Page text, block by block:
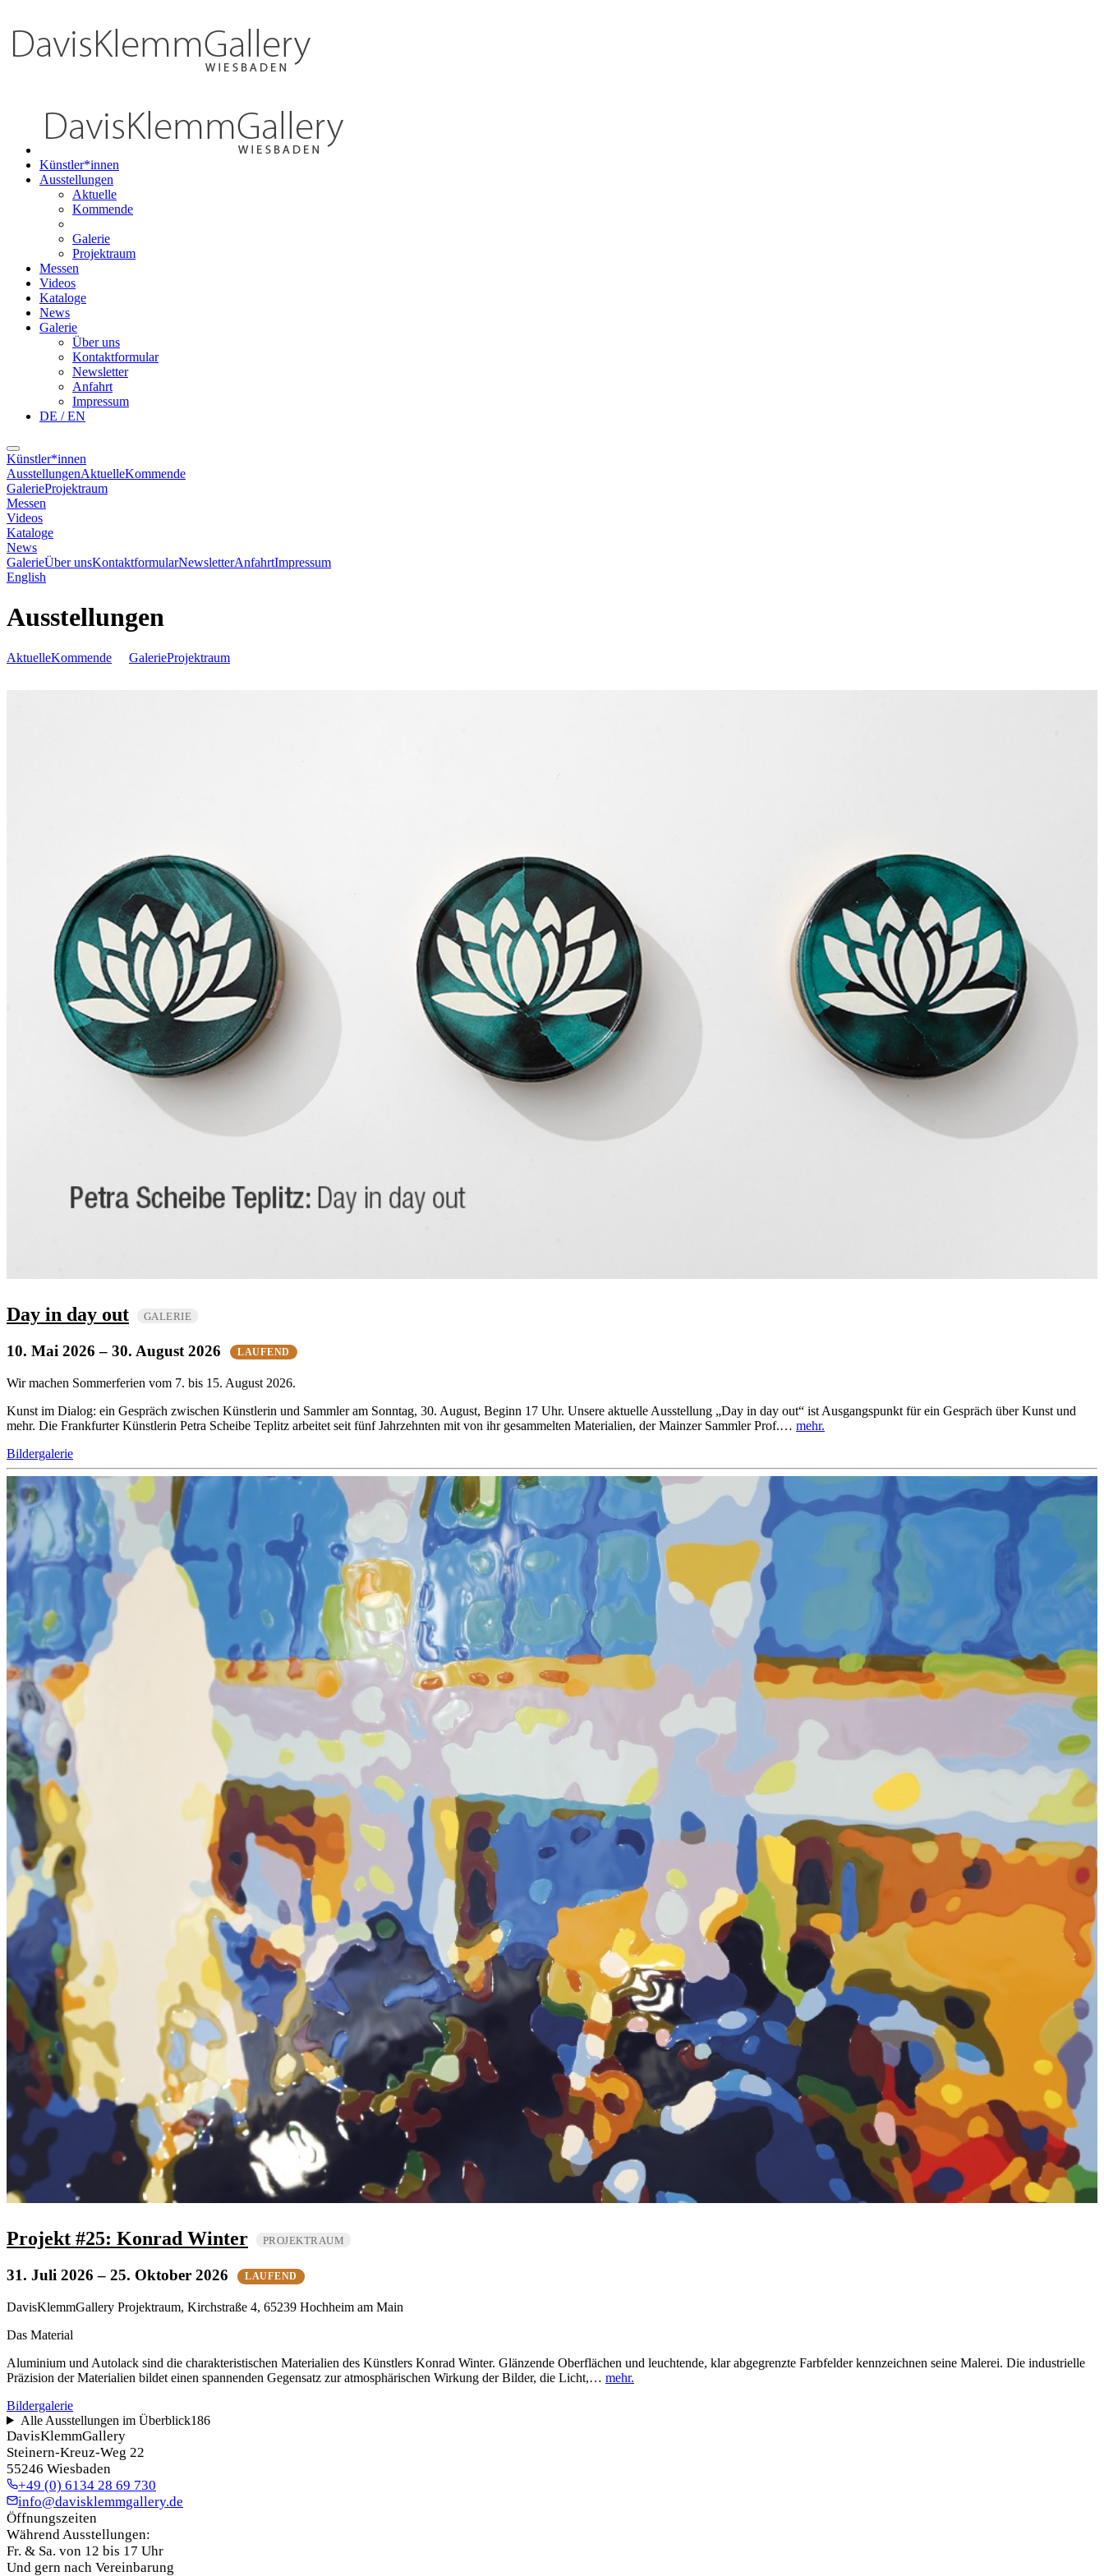
Künstler*innen
Ausstellungen
Aktuelle
Kommende
Galerie
Projektraum
Messen
Videos
Kataloge
News
Galerie
Über uns
Kontaktformular
Newsletter
Anfahrt
Impressum
DE / EN
Künstler*innen
AusstellungenAktuelleKommende
GalerieProjektraum
Messen
Videos
Kataloge
News
GalerieÜber unsKontaktformularNewsletterAnfahrtImpressum
English
Ausstellungen
AktuelleKommende GalerieProjektraum
Day in day out GALERIE
10. Mai 2026 – 30. August 2026 LAUFEND
Wir machen Sommerferien vom 7. bis 15. August 2026.
Kunst im Dialog: ein Gespräch zwischen Künstlerin und Sammler am Sonntag, 30. August, Beginn 17 Uhr. Unsere aktuelle Ausstellung „Day in day out“ ist Ausgangspunkt für ein Gespräch über Kunst und
mehr. Die Frankfurter Künstlerin Petra Scheibe Teplitz arbeitet seit fünf Jahrzehnten mit von ihr gesammelten Materialien, der Mainzer Sammler Prof.… mehr.
Bildergalerie
Projekt #25: Konrad Winter PROJEKTRAUM
31. Juli 2026 – 25. Oktober 2026 LAUFEND
DavisKlemmGallery Projektraum, Kirchstraße 4, 65239 Hochheim am Main
Das Material
Aluminium und Autolack sind die charakteristischen Materialien des Künstlers Konrad Winter. Glänzende Oberflächen und leuchtende, klar abgegrenzte Farbfelder kennzeichnen seine Malerei. Die industrielle
Präzision der Materialien bildet einen spannenden Gegensatz zur atmosphärischen Wirkung der Bilder, die Licht,… mehr.
Bildergalerie
Alle Ausstellungen im Überblick186
DavisKlemmGallery
Steinern-Kreuz-Weg 22
55246 Wiesbaden
+49 (0) 6134 28 69 730
info@davisklemmgallery.de
Öffnungszeiten
Während Ausstellungen:
Fr. & Sa. von 12 bis 17 Uhr
Und gern nach Vereinbarung